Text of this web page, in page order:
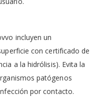
incluyen un
con certificado de
a la hidrólisis). Evita la
patógenos
por contacto.